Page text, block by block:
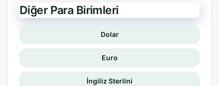
Diğer Para Birimleri
Dolar
Euro
İngiliz Sterlini